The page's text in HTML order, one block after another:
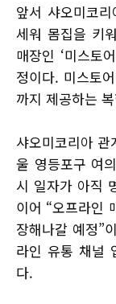
앞서 샤오미코
세워 몸집을 키
매장인 ‘미스토
정이다. 미스토
까지 제공하는
샤오미코리아
울 영등포구 여
시 일자가 아직
이어 “오프라인
장해나갈 예정”
라인 유통 채널
다.